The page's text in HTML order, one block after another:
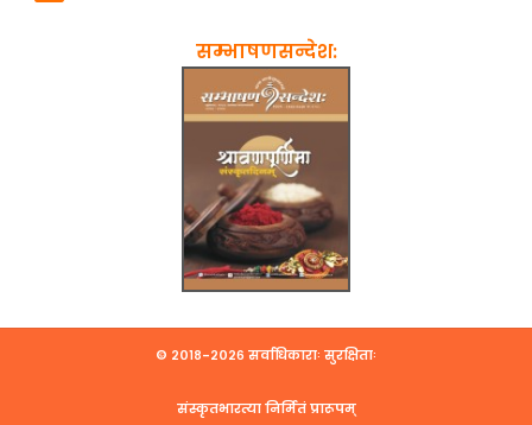
सम्भाषणसन्देश:
© २०१८-२०२६ सर्वाधिकाराः सुरक्षिताः
संस्कृतभारत्या निर्मितं प्रारूपम्